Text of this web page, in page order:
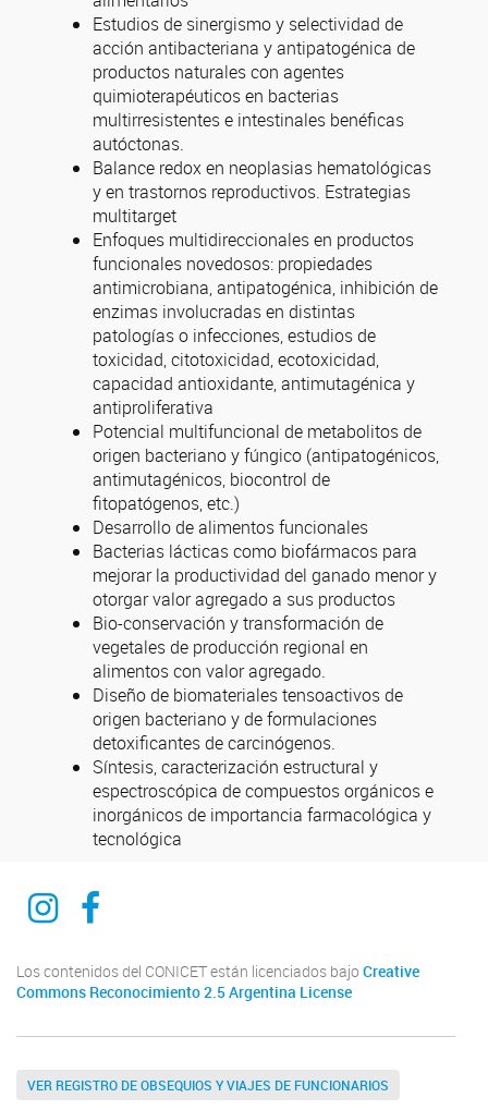
Estudios de sinergismo y selectividad de
acción antibacteriana y antipatogénica de
productos naturales con agentes
quimioterapéuticos en bacterias
multirresistentes e intestinales benéficas
autóctonas.
Balance redox en neoplasias hematológicas
y en trastornos reproductivos. Estrategias
multitarget
Enfoques multidireccionales en productos
funcionales novedosos: propiedades
antimicrobiana, antipatogénica, inhibición de
enzimas involucradas en distintas
patologías o infecciones, estudios de
toxicidad, citotoxicidad, ecotoxicidad,
capacidad antioxidante, antimutagénica y
antiproliferativa
Potencial multifuncional de metabolitos de
origen bacteriano y fúngico (antipatogénicos,
antimutagénicos, biocontrol de
fitopatógenos, etc.)
Desarrollo de alimentos funcionales
Bacterias lácticas como biofármacos para
mejorar la productividad del ganado menor y
otorgar valor agregado a sus productos
Bio-conservación y transformación de
vegetales de producción regional en
alimentos con valor agregado.
Diseño de biomateriales tensoactivos de
origen bacteriano y de formulaciones
detoxificantes de carcinógenos.
Síntesis, caracterización estructural y
espectroscópica de compuestos orgánicos e
inorgánicos de importancia farmacológica y
tecnológica
Instagram
Facebook
Los contenidos del CONICET están licenciados bajo Creative
Commons Reconocimiento 2.5 Argentina License
VER REGISTRO DE OBSEQUIOS Y VIAJES DE FUNCIONARIOS